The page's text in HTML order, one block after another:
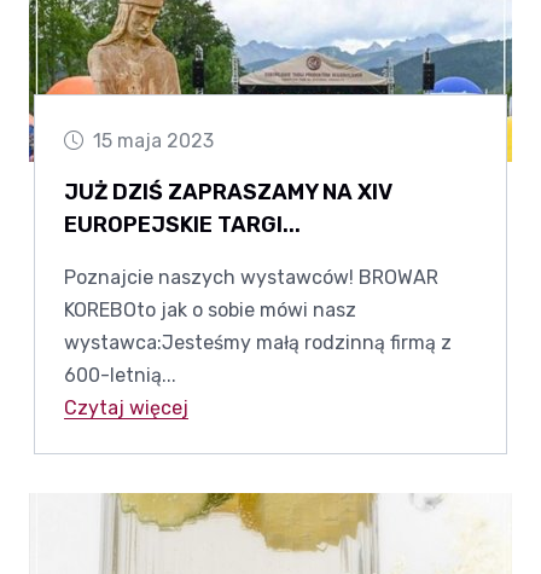
15 maja 2023
JUŻ DZIŚ ZAPRASZAMY NA XIV
EUROPEJSKIE TARGI...
Poznajcie naszych wystawców! BROWAR
KOREBOto jak o sobie mówi nasz
wystawca:Jesteśmy małą rodzinną firmą z
600-letnią...
Czytaj więcej